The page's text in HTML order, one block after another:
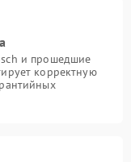
и прошедшие
корректную